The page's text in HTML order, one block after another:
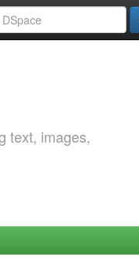
text, images,